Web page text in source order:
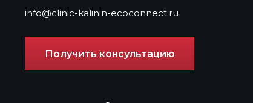
info@clinic-kalinin-ecoconnect.ru
Получить консультацию